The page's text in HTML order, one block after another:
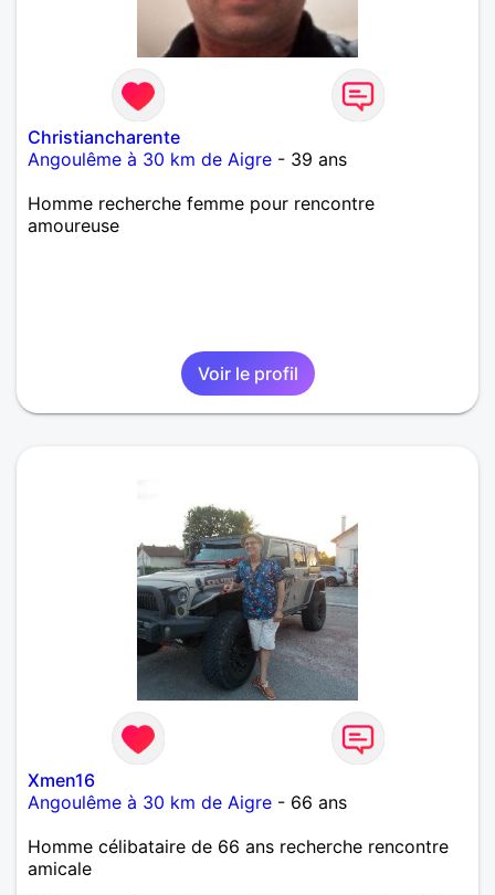
Christiancharente
Angoulême à 30 km de Aigre - 39 ans
Homme recherche femme pour rencontre
amoureuse
Voir le profil
Xmen16
Angoulême à 30 km de Aigre - 66 ans
Homme célibataire de 66 ans recherche rencontre
amicale